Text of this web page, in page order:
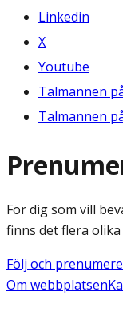
Linkedin
X
Youtube
Talmannen
Talmannen
För dig som vill
finns det flera
Följ och
Om webbplatsen